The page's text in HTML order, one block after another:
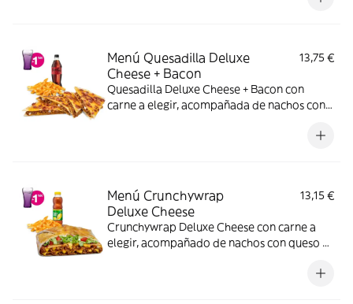
Menú Quesadilla Deluxe
Cheese + Bacon
13,75 €
Quesadilla Deluxe Cheese + Bacon con
carne a elegir, acompañada de nachos con
Menú Crunchywrap
Deluxe Cheese
13,15 €
Crunchywrap Deluxe Cheese con carne a
elegir, acompañado de nachos con queso o